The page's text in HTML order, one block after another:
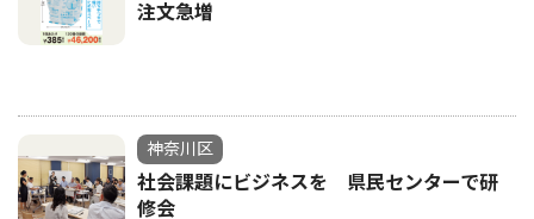
注文急増
神奈川区
社会課題にビジネスを 県民センターで研
修会